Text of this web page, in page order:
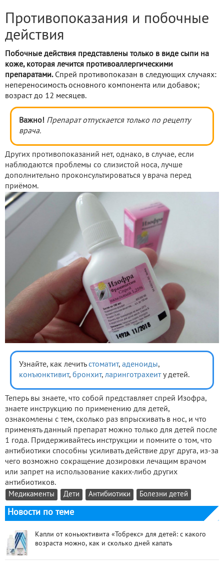
Противопоказания и побочные
действия
Побочные действия представлены только в виде сыпи на
коже, которая лечится противоаллергическими
препаратами. Спрей противопоказан в следующих случаях:
непереносимость основного компонента или добавок;
возраст до 12 месяцев.
Важно! Препарат отпускается только по рецепту
врача.
Других противопоказаний нет, однако, в случае, если
наблюдаются проблемы со слизистой носа, лучше
дополнительно проконсультироваться у врача перед
приёмом.
Узнайте, как лечить стоматит, аденоиды,
конъюнктивит, бронхит, ларинготрахеиту детей.
Теперь вы знаете, что собой представляет спрей Изофра,
знаете инструкцию по применению для детей,
ознакомлены с тем, сколько раз впрыскивать в нос, и что
применять данный препарат можно только для детей после
1 года. Придерживайтесь инструкции и помните о том, что
антибиотики способны усиливать действие друг друга, из-за
чего возможно сокращение дозировки лечащим врачом
или запрет на использование каких-либо других
антибиотиков.
Медикаменты Дети Антибиотики Болезни детей
Новости по теме
Капли от коньюктивита «Тобрекс» для детей: с какого
возраста можно, как и сколько дней капать